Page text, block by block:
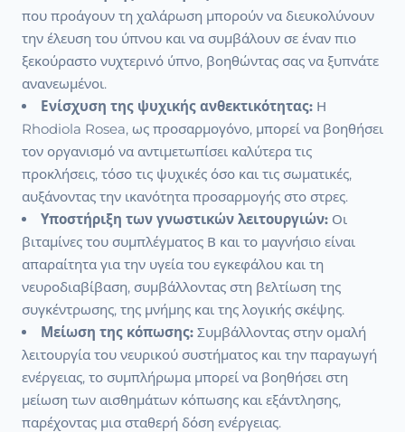
που προάγουν τη χαλάρωση μπορούν να διευκολύνουν
την έλευση του ύπνου και να συμβάλουν σε έναν πιο
ξεκούραστο νυχτερινό ύπνο, βοηθώντας σας να ξυπνάτε
ανανεωμένοι.
Ενίσχυση της ψυχικής ανθεκτικότητας: Η
Rhodiola Rosea, ως προσαρμογόνο, μπορεί να βοηθήσει
τον οργανισμό να αντιμετωπίσει καλύτερα τις
προκλήσεις, τόσο τις ψυχικές όσο και τις σωματικές,
αυξάνοντας την ικανότητα προσαρμογής στο στρες.
Υποστήριξη των γνωστικών λειτουργιών: Οι
βιταμίνες του συμπλέγματος Β και το μαγνήσιο είναι
απαραίτητα για την υγεία του εγκεφάλου και τη
νευροδιαβίβαση, συμβάλλοντας στη βελτίωση της
συγκέντρωσης, της μνήμης και της λογικής σκέψης.
Μείωση της κόπωσης: Συμβάλλοντας στην ομαλή
λειτουργία του νευρικού συστήματος και την παραγωγή
ενέργειας, το συμπλήρωμα μπορεί να βοηθήσει στη
μείωση των αισθημάτων κόπωσης και εξάντλησης,
παρέχοντας μια σταθερή δόση ενέργειας.